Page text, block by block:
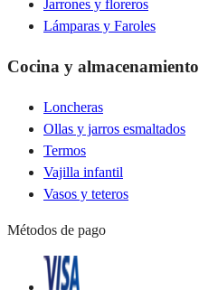
Jarrones y floreros
Lámparas y Faroles
Cocina y almacenamiento
Loncheras
Ollas y jarros esmaltados
Termos
Vajilla infantil
Vasos y teteros
Métodos de pago